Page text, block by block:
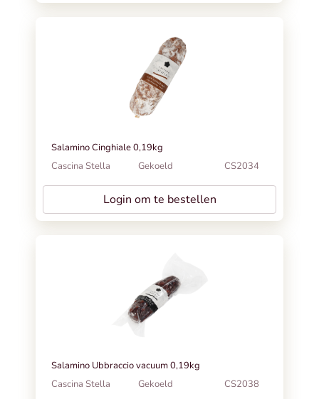
Salamino Cinghiale 0,19kg
Cascina Stella
Gekoeld CS2034
Login om te bestellen
Salamino Ubbraccio vacuum 0,19kg
Cascina Stella
Gekoeld CS2038